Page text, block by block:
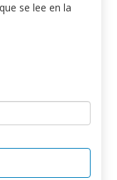
se lee en la